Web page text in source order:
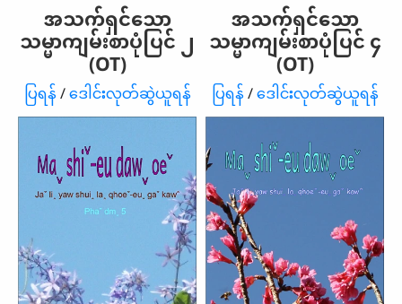
အသက်ရှင်သော
သမ္မာကျမ်းစာပုံပြင် ၂
(OT)
ပြရန်/ဒေါင်းလုတ်ဆွဲယူရန်
အသက်ရှင်သော
သမ္မာကျမ်းစာပုံပြင် ၄
(OT)
ပြရန်/ဒေါင်းလုတ်ဆွဲယူရန်